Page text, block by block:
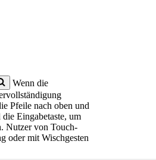
Wenn die
Pfeile nach oben und
Eingabetaste, um
Nutzer von Touch-
oder mit Wischgesten